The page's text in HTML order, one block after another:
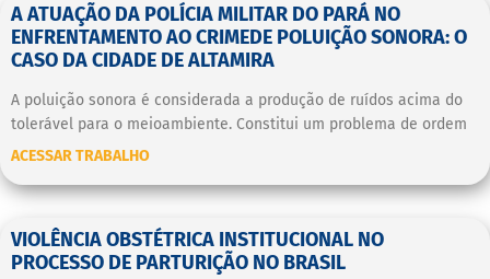
A ATUAÇÃO DA POLÍCIA MILITAR DO PARÁ NO
ENFRENTAMENTO AO CRIMEDE POLUIÇÃO SONORA: O
CASO DA CIDADE DE ALTAMIRA
A poluição sonora é considerada a produção de ruídos acima do
tolerável para o meioambiente. Constitui um problema de ordem
ACESSAR TRABALHO
VIOLÊNCIA OBSTÉTRICA INSTITUCIONAL NO
PROCESSO DE PARTURIÇÃO NO BRASIL